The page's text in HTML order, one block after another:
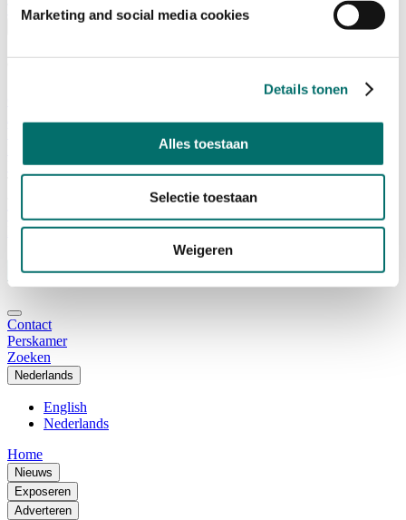
Marketing and social media cookies
Details tonen
Alles toestaan
Selectie toestaan
Weigeren
TICKETS HORECAVA
Over Horecava
Vacatures
Ticket kopen voor Horecava
TICKETS HORECAVA
NIEUWSBRIEF
Contact
Perskamer
Zoeken
Nederlands
English
Nederlands
Home
Nieuws
Exposeren
Adverteren